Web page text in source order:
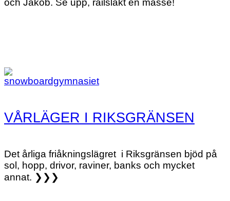
VÅRLÄGER I RIKSGRÄNSEN
Det årliga friåkningslägret i Riksgränsen bjöd på
sol, hopp, drivor, raviner, banks och mycket
annat. ❯❯❯